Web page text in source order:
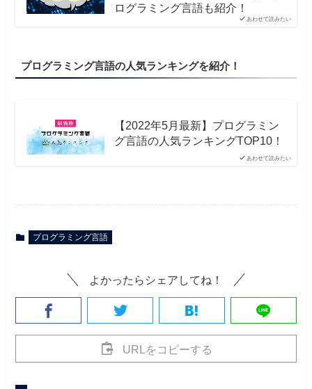
あわせて読みたい
ログラミング言語も紹介！
プログラミング言語の人気ランキングを紹介！
あわせて読みたい
【2022年5月最新】プログラミン
グ言語の人気ランキングTOP10！
プログラミング言語
よかったらシェアしてね！
URLをコピーする